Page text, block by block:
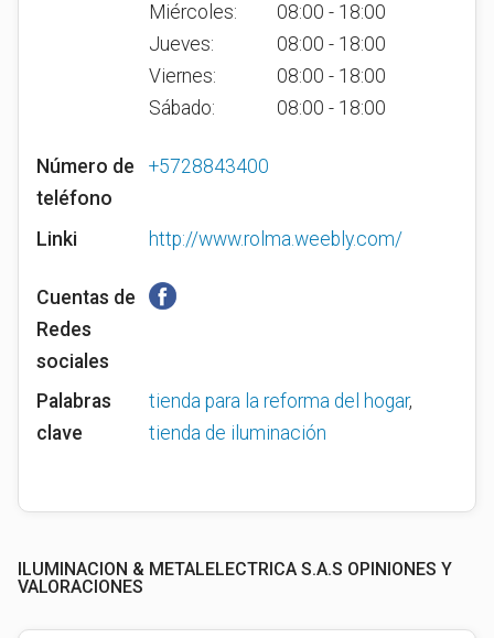
Miércoles:
08:00 - 18:00
Jueves:
08:00 - 18:00
Viernes:
08:00 - 18:00
Sábado:
08:00 - 18:00
Número de
teléfono
+5728843400
Linki http://www.rolma.weebly.com/
Cuentas de
Redes
sociales
Palabras
clave
tienda para la reforma del hogar,
tienda de iluminación
ILUMINACION & METALELECTRICA S.A.S OPINIONES Y
VALORACIONES